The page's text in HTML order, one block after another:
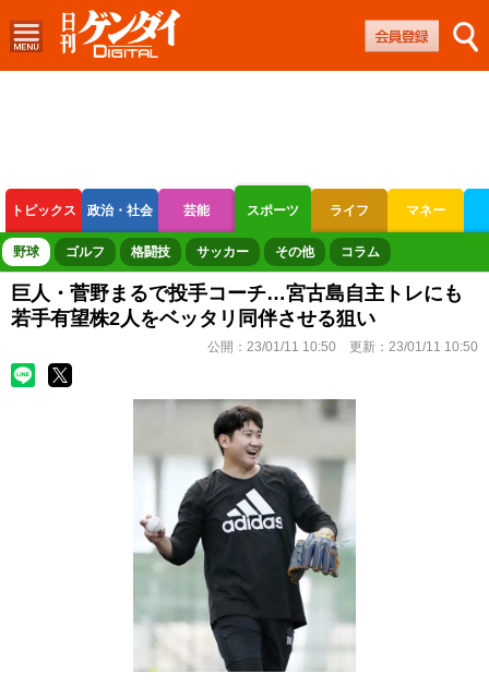
トピックス 政治・社会 芸能 スポーツ ライフ マネー
ボートレース 競輪 オートレース
野球 ゴルフ 格闘技 サッカー その他 コラム
巨人・菅野まるで投手コーチ…宮古島自主トレにも
若手有望株2人をベッタリ同伴させる狙い
公開： 23/01/11 10:50 更新： 23/01/11 10:50